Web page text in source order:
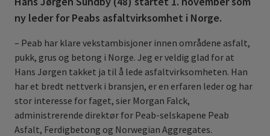
ny leder for Peabs asfaltvirksomhet i Norge.
– Peab har klare vekstambisjoner innen områdene asfalt,
pukk, grus og betong i Norge. Jeg er veldig glad for at
Hans Jørgen takket ja til å lede asfaltvirksomheten. Han
har et bredt nettverk i bransjen, er en erfaren leder og har
stor interesse for faget, sier Morgan Falck,
administrerende direktør for Peab-selskapene Peab
Asfalt, Ferdigbetong og Norwegian Aggregates.